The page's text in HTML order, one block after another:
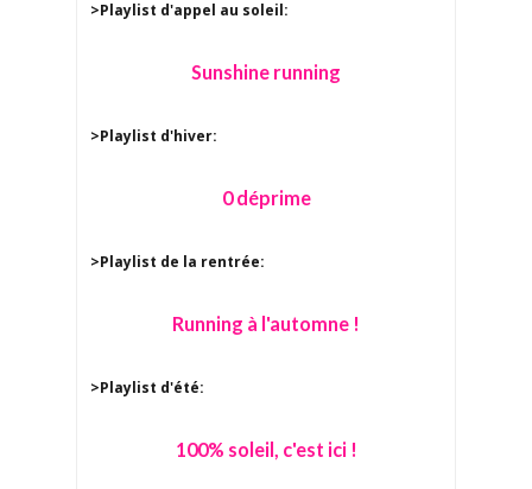
>Playlist d'appel au soleil:
Sunshine running
>Playlist d'hiver:
0 déprime
>Playlist de la rentrée:
Running à l'automne !
>Playlist d'été:
100% soleil, c'est ici !